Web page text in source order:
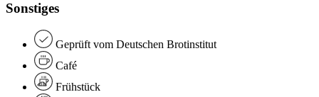
Sonstiges
Geprüft vom Deutschen Brotinstitut
Café
Frühstück